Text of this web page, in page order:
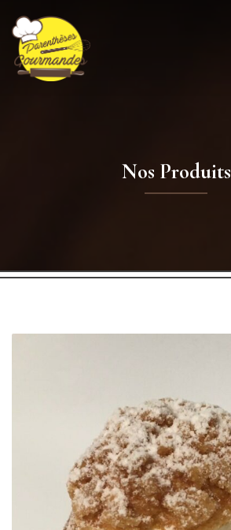
Nos Produits